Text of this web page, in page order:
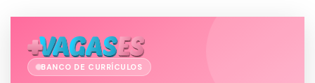
BANCO DE CURRÍCULOS